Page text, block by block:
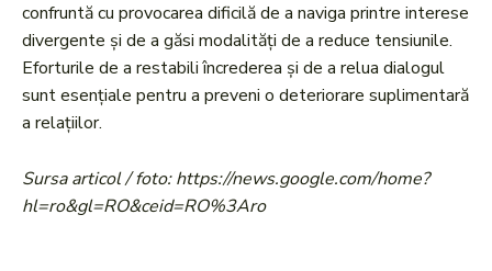
confruntă cu provocarea dificilă de a naviga printre interese
divergente și de a găsi modalități de a reduce tensiunile.
Eforturile de a restabili încrederea și de a relua dialogul
sunt esențiale pentru a preveni o deteriorare suplimentară
a relațiilor.
Sursa articol / foto: https://news.google.com/home?
hl=ro&gl=RO&ceid=RO%3Aro